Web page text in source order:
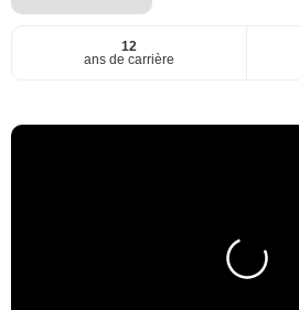
12
ans de carrière